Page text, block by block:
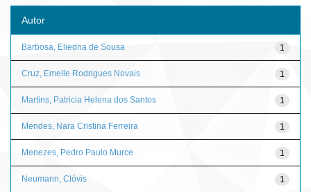
Autor
1
Barbosa, Eliedna de Sousa
1
Cruz, Emelle Rodrigues Novais
1
Martins, Patricia Helena dos Santos
1
Mendes, Nara Cristina Ferreira
1
Menezes, Pedro Paulo Murce
1
Neumann, Clóvis